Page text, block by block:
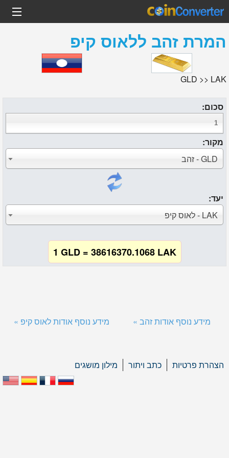
המרת זהב ללאוס קיפ
GLD >> LAK
סכום:
מקור:
GLD - זהב
יעד:
LAK - לאוס קיפ
1 GLD = 38616370.1068 LAK
מידע נוסף אודות זהב » מידע נוסף אודות לאוס קיפ »
הצהרת פרטיות כתב ויתור מילון מושגים